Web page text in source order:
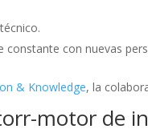
constante con nuevas
& Knowledge, la
motor de